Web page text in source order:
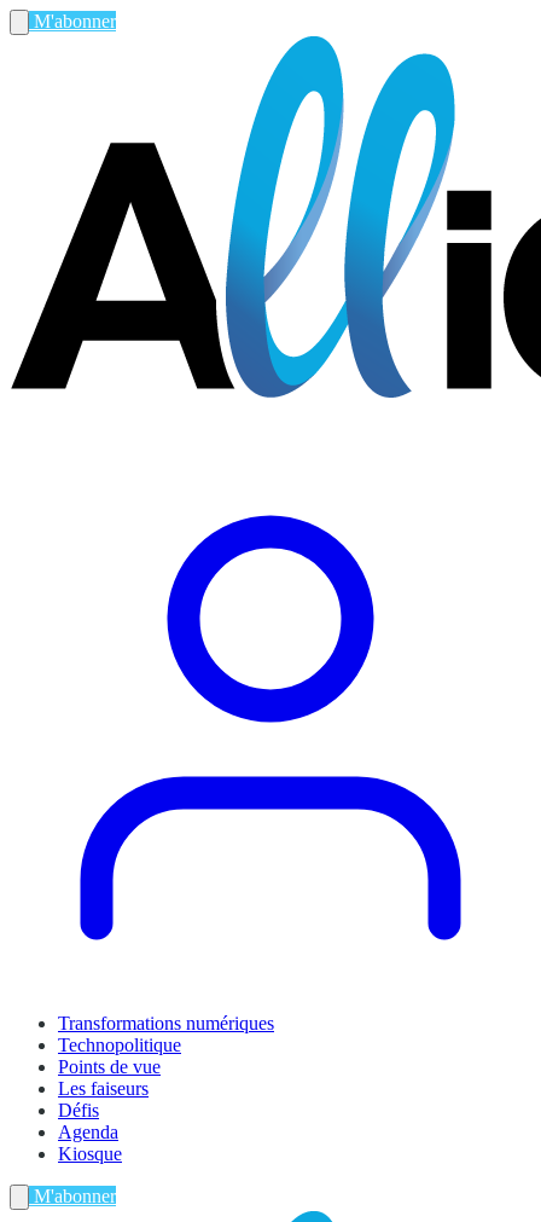
M'abonner
Transformations numériques
Technopolitique
Points de vue
Les faiseurs
Défis
Agenda
Kiosque
M'abonner